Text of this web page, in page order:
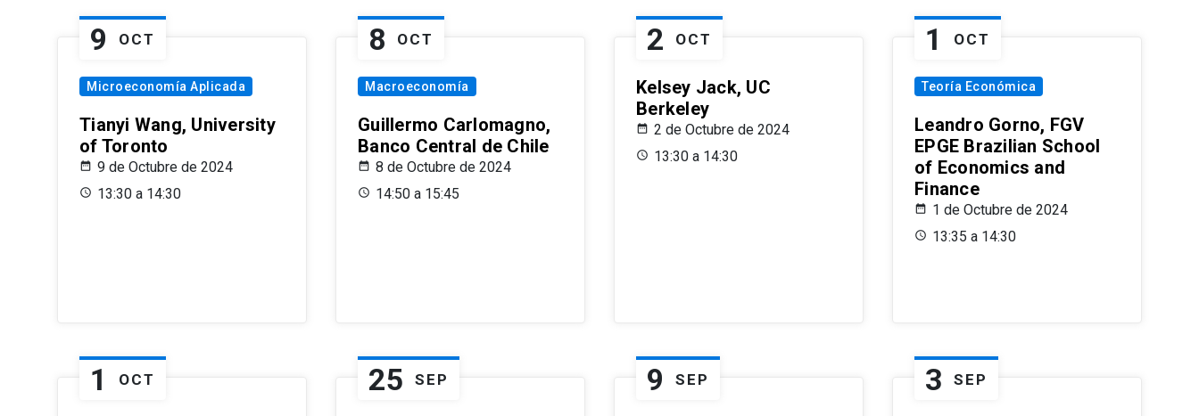
9 OCT
Microeconomía Aplicada
Tianyi Wang, University
of Toronto
9 de Octubre de 2024
13:30 a 14:30
8 OCT
Macroeconomía
Guillermo Carlomagno,
Banco Central de Chile
8 de Octubre de 2024
14:50 a 15:45
2 OCT
Kelsey Jack, UC
Berkeley
2 de Octubre de 2024
13:30 a 14:30
1 OCT
Teoría Económica
Leandro Gorno, FGV
EPGE Brazilian School
of Economics and
Finance
1 de Octubre de 2024
13:35 a 14:30
1 OCT 25 SEP 9 SEP 3 SEP